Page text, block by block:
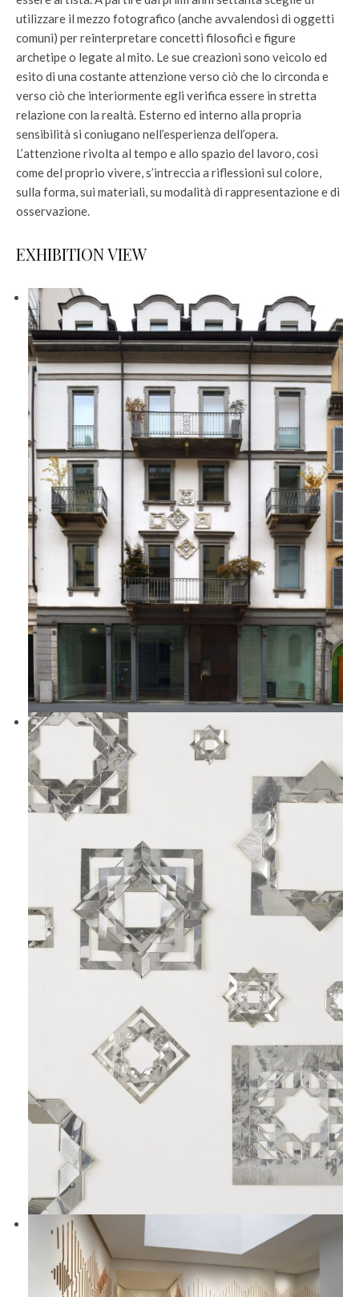
utilizzare il mezzo fotografico (anche avvalendosi di oggetti
comuni) per reinterpretare concetti filosofici e figure
archetipe o legate al mito. Le sue creazioni sono veicolo ed
esito di una costante attenzione verso ciò che lo circonda e
verso ciò che interiormente egli verifica essere in stretta
relazione con la realtà. Esterno ed interno alla propria
sensibilità si coniugano nell’esperienza dell’opera.
L’attenzione rivolta al tempo e allo spazio del lavoro, così
come del proprio vivere, s’intreccia a riflessioni sul colore,
sulla forma, sui materiali, su modalità di rappresentazione e di
osservazione.
EXHIBITION VIEW